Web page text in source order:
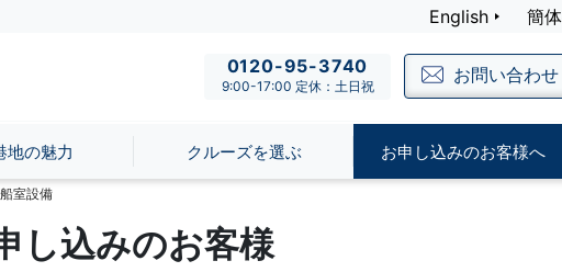
English 簡
0120-95-3740
9:00-17:00 定休：土日祝
お問い合わせ
地の魅力 クルーズを選ぶ お申し込みのお客様へ
室設備
し込みのお客様